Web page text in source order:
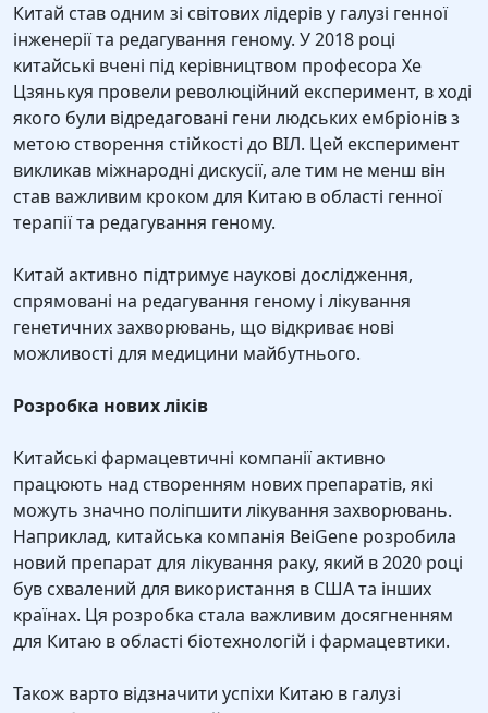
Китай став одним зі світових лідерів у галузі генної
інженерії та редагування геному. У 2018 році
китайські вчені під керівництвом професора Хе
Цзянькуя провели революційний експеримент, в ході
якого були відредаговані гени людських ембріонів з
метою створення стійкості до ВІЛ. Цей експеримент
викликав міжнародні дискусії, але тим не менш він
став важливим кроком для Китаю в області генної
терапії та редагування геному.
Китай активно підтримує наукові дослідження,
спрямовані на редагування геному і лікування
генетичних захворювань, що відкриває нові
можливості для медицини майбутнього.
Розробка нових ліків
Китайські фармацевтичні компанії активно
працюють над створенням нових препаратів, які
можуть значно поліпшити лікування захворювань.
Наприклад, китайська компанія BeiGene розробила
новий препарат для лікування раку, який в 2020 році
був схвалений для використання в США та інших
країнах. Ця розробка стала важливим досягненням
для Китаю в області біотехнологій і фармацевтики.
Також варто відзначити успіхи Китаю в галузі